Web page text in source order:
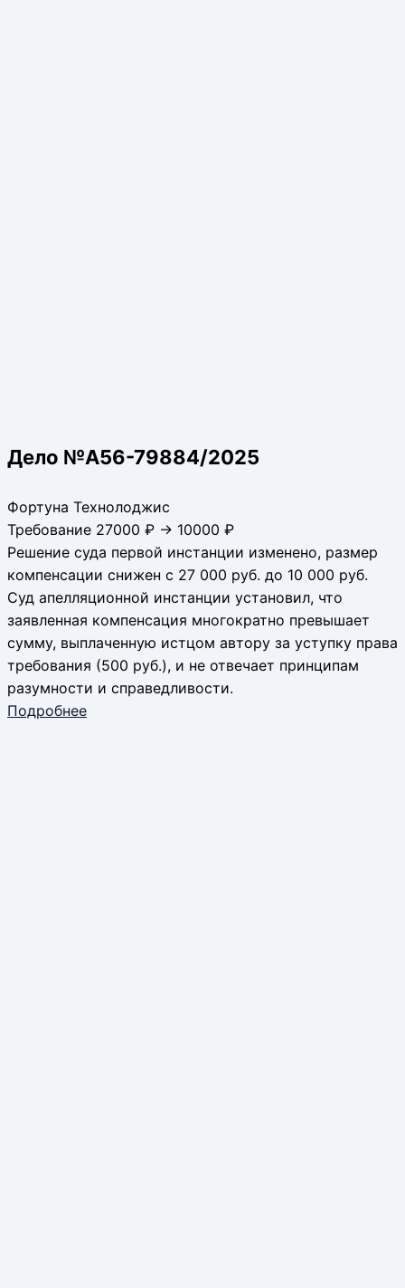
Дело №А56-79884/2025
Фортуна Технолоджис
Требование 27000 ₽ → 10000 ₽
Решение суда первой инстанции изменено, размер
компенсации снижен с 27 000 руб. до 10 000 руб.
Суд апелляционной инстанции установил, что
заявленная компенсация многократно превышает
сумму, выплаченную истцом автору за уступку права
требования (500 руб.), и не отвечает принципам
разумности и справедливости.
Подробнее